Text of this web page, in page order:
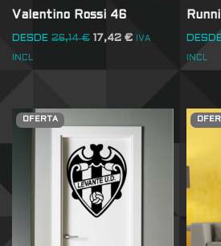
Valentino Rossi 46
DESDE 26,14€ 17,42 € IVA
INCL INCL
OFERTA